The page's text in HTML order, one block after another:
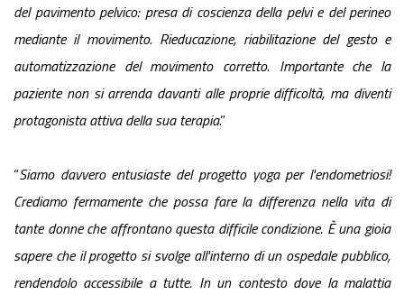
del pavimento pelvico: presa di coscienza della pelvi e del perineo
mediante il movimento. Rieducazione, riabilitazione del gesto e
automatizzazione del movimento corretto. Importante che la
paziente non si arrenda davanti alle proprie difficoltà, ma diventi
protagonista attiva della sua terapia.”
“Siamo davvero entusiaste del progetto yoga per l'endometriosi!
Crediamo fermamente che possa fare la differenza nella vita di
tante donne che affrontano questa difficile condizione. È una gioia
sapere che il progetto si svolge all'interno di un ospedale pubblico,
rendendolo accessibile a tutte. In un contesto dove la malattia